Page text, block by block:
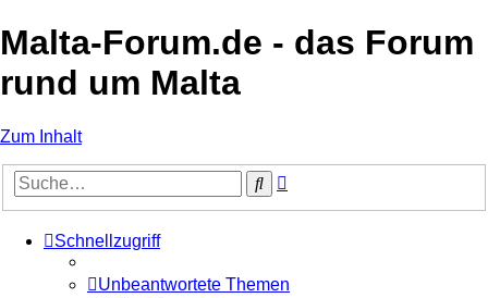
Malta-Forum.de - das Forum
rund um Malta
Zum Inhalt
Suche
Schnellzugriff
Unbeantwortete Themen